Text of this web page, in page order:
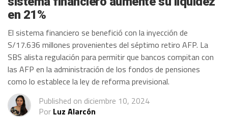
en 21%
El sistema financiero se benefició con la inyección de
S/17.636 millones provenientes del séptimo retiro AFP. La
SBS alista regulación para permitir que bancos compitan con
las AFP en la administración de los fondos de pensiones
como lo establece la ley de reforma previsional.
Published on diciembre 10, 2024
Por Luz Alarcón